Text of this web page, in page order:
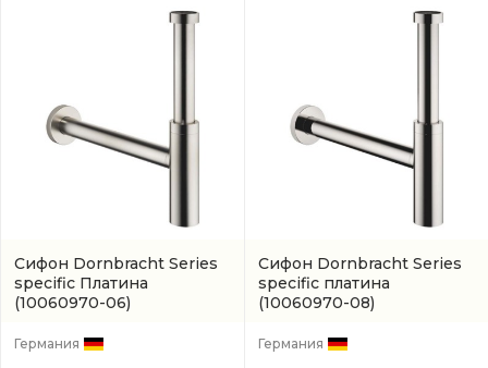
Сифон Dornbracht Series
specific Платина
(10060970-06)
Германия
Сифон Dornbracht Series
specific платина
(10060970-08)
Германия